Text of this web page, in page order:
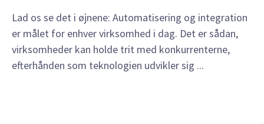
Lad os se det i øjnene: Automatisering og integration
er målet for enhver virksomhed i dag. Det er sådan,
virksomheder kan holde trit med konkurrenterne,
efterhånden som teknologien udvikler sig ...